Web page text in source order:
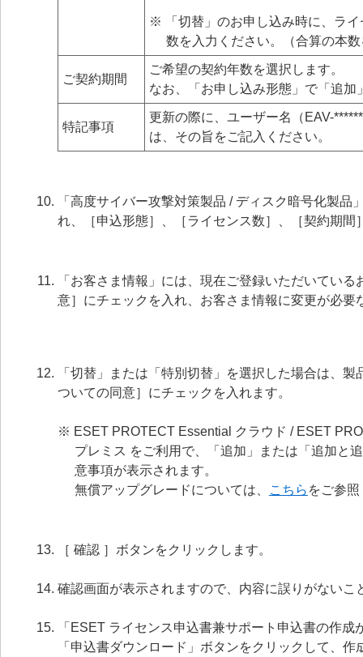
※ 「切替」のお申し込み時に、ラ
数を入力ください。（合算の本
ご契約期間
ご希望の契約年数を選択します。
なお、「お申し込み形態」で「追加
特記事項
更新の際に、ユーザー名（EAV-
は、その旨をご記入ください。
「高度サイバー攻撃対策製品 / ディスク暗号化製
れ、［申込形態］、［ライセンス数］、［契約期間
「お客さま情報」には、現在ご登録いただいてい
意］にチェックを入れ、お客さま情報に変更が必要
「切替」または「特別切替」を選択した場合は、
ついての同意］にチェックを入れます。
※ ESET PROTECT Essential クラウド / ESET
プレミス をご利用で、「追加」または「追加と
意事項が表示されます。
無償アップグレードについては、
こちら をご参
［ 確認 ］ボタンをクリックします。
確認画面が表示されますので、内容に誤りがない
「ESET ライセンス申込書兼サポート申込書の作
「申込書ダウンロード」ボタンをクリックして、